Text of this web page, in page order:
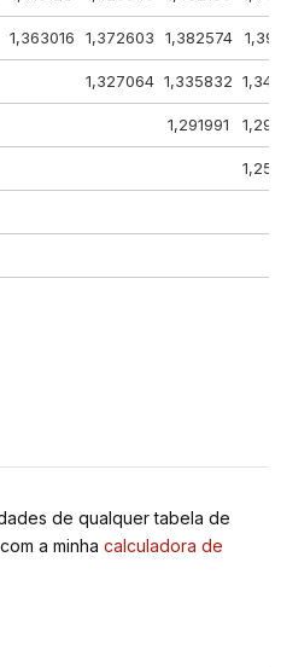
1,363016 1,372603 1,382574
1,327064 1,335832
1,291991
de qualquer tabela de
a minha calculadora de